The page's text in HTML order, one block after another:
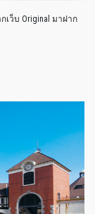
เว็บ Original มาฝาก